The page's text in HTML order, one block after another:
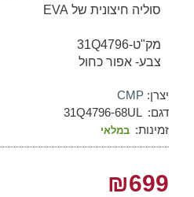
סוליה חיצונית של EVA
מק"ט-31Q4796
צבע- אפור כחול
יצרן: CMP
דגם: 31Q4796-68UL
זמינות: במלאי
₪699